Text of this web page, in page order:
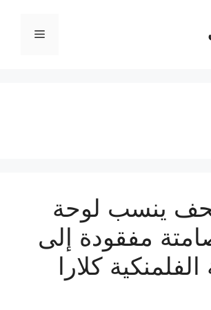
القائمة
ينسب لوحة
مفقودة إلى
كلارا